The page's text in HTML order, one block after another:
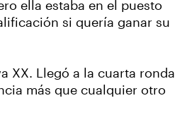
ella estaba en el puesto
si quería ganar su
XX. Llegó a la cuarta ronda
más que cualquier otro